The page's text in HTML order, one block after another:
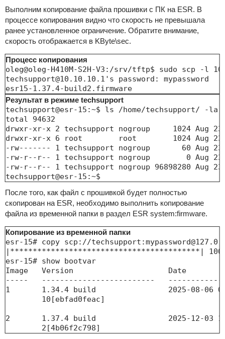
Выполним копирование файла прошивки с ПК на ESR. В
процессе копирования видно что скорость не превышала
ранее установленное ограничение. Обратите внимание,
скорость отображается в KByte\sec.
Процесс копирования
oleg@oleg-H410M-S2H-V3:/srv/tftp$ sudo scp -l
techsupport@10.10.10.1's password: mypassword
esr15-1.37.4-build2.firmware
Результат в режиме techsupport
techsupport@esr-15:~$ ls /home/techsupport/ -la
total 94632
drwxr-xr-x 2 techsupport nogroup     1024 Aug
drwxr-xr-x 6 root        root        1024 Aug 23
-rw------- 1 techsupport nogroup       60 Aug 23
-rw-r--r-- 1 techsupport nogroup        0 Aug 23
-rw-r--r-- 1 techsupport nogroup 96898280 Aug 23
techsupport@esr-15:~$
После того, как файл с прошивкой будет полностью
скопирован на ESR, необходимо выполнить копирование
файла из временной папки в раздел ESR system:firmware.
Копирование из временной папки
esr-15# copy scp://
|******************************************|
esr-15# show bootvar
Image   Version                     Date
-----   -------------------------
1       1.34.4 build                2025-
2       1.37.4 build
        2[4b06f2c798]